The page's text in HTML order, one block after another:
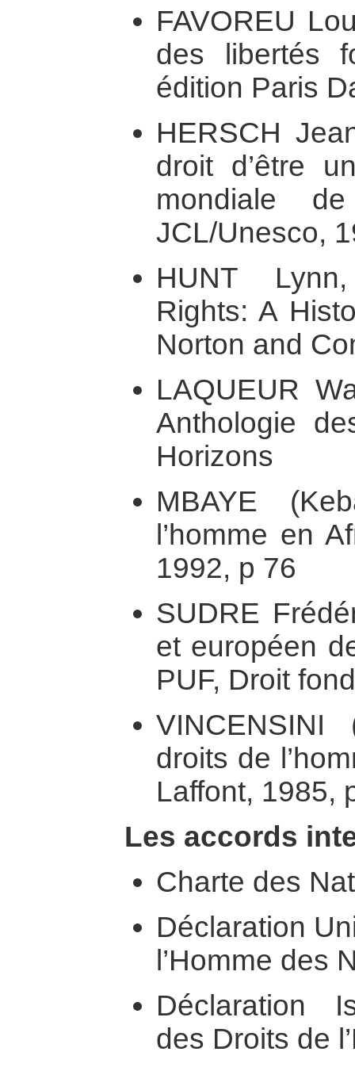
FAVOREU
des libertés
édition Paris
HERSCH
droit d’être
mondiale
JCL/Unesco,
HUNT
Rights: A
Norton and
LAQUEUR
Anthologie
Horizons
MBAYE
l’homme en
1992, p 76
SUDRE
et européen
PUF, Droit
droits de
Laffont, 1985,
Les accords
Charte des
Déclaration
l’Homme des
Déclaration
des Droits de